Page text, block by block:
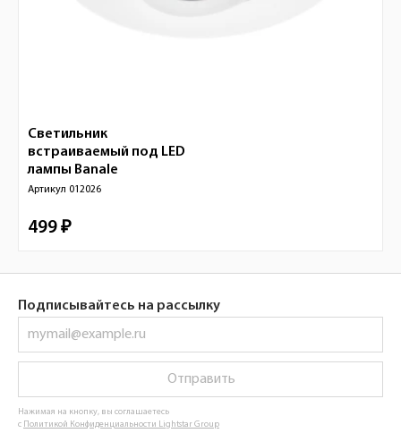
Светильник
встраиваемый под LED
лампы Banale
Артикул 012026
499 ₽
Подписывайтесь на рассылку
Отправить
Нажимая на кнопку, вы соглашаетесь
с Политикой Конфиденциальности Lightstar Group